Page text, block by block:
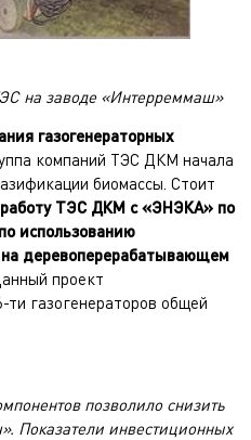
на заводе «Интерреммаш»
газогенераторных
компаний ТЭС ДКМ начала
биомассы. Стоит
работу ТЭС ДКМ с «ЭНЭКА» по
использованию
на деревоперерабатывающем
проект
ти газогенераторов общей
позволило снизить
Показатели инвестиционных